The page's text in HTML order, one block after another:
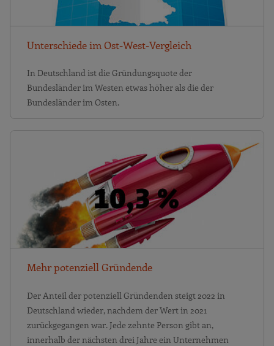
Unterschiede im Ost-West-Vergleich
In Deutschland ist die Gründungsquote der
Bundesländer im Westen etwas höher als die der
Bundesländer im Osten.
Mehr potenziell Gründende
Der Anteil der potenziell Gründenden steigt 2022 in
Deutschland wieder, nachdem der Wert in 2021
zurückgegangen war. Jede zehnte Person gibt an,
innerhalb der nächsten drei Jahre ein Unternehmen